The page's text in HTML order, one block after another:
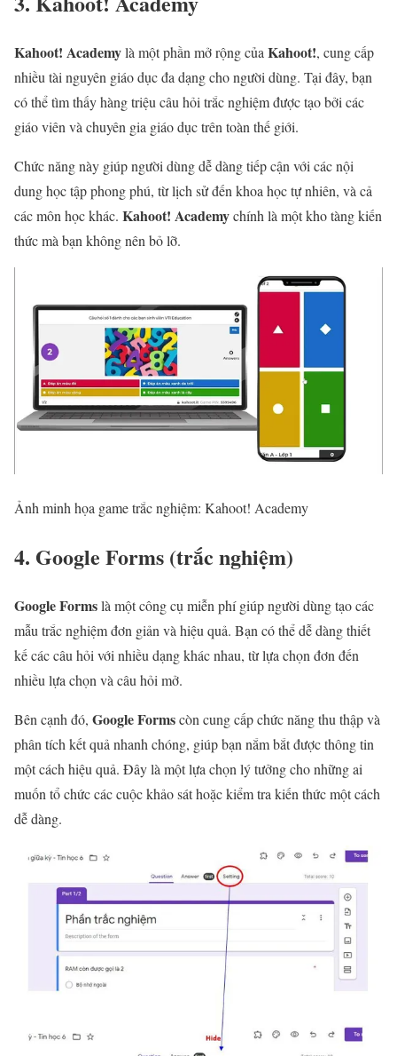
Kahoot! Academylà một phần mở rộng của Kahoot!, cung cấp
nhiều tài nguyên giáo dục đa dạng cho người dùng. Tại đây, bạn
có thể tìm thấy hàng triệu câu hỏi trắc nghiệm được tạo bởi các
giáo viên và chuyên gia giáo dục trên toàn thế giới.
Chức năng này giúp người dùng dễ dàng tiếp cận với các nội
dung học tập phong phú, từ lịch sử đến khoa học tự nhiên, và cả
các môn học khác. Kahoot! Academychính là một kho tàng kiến
thức mà bạn không nên bỏ lỡ.
Ảnh minh họa game trắc nghiệm: Kahoot! Academy
4. Google Forms (trắc nghiệm)
Google Formslà một công cụ miễn phí giúp người dùng tạo các
mẫu trắc nghiệm đơn giản và hiệu quả. Bạn có thể dễ dàng thiết
kế các câu hỏi với nhiều dạng khác nhau, từ lựa chọn đơn đến
nhiều lựa chọn và câu hỏi mở.
Bên cạnh đó, Google Formscòn cung cấp chức năng thu thập và
phân tích kết quả nhanh chóng, giúp bạn nắm bắt được thông tin
một cách hiệu quả. Đây là một lựa chọn lý tưởng cho những ai
muốn tổ chức các cuộc khảo sát hoặc kiểm tra kiến thức một cách
dễ dàng.